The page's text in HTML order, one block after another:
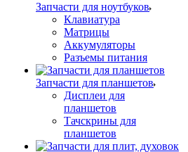
Запчасти для ноутбуков
Клавиатура
Матрицы
Аккумуляторы
Разъемы питания
Запчасти для планшетов
Дисплеи для
планшетов
Тачскрины для
планшетов